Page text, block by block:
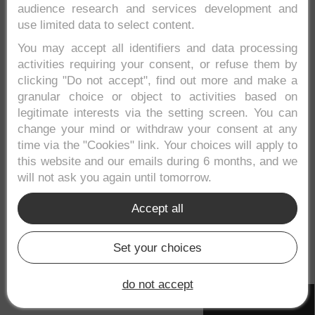
Locro
El locro esuno de los platos más típicos del
departamento de Nariño colombiano. Se
trata de una especie de sopa a base de varios
tipos de patatas, leche, hogao y huevos a la
que finalmente se le agrega un pedazo de
queso blanco y un huevo crudo.
Un plato vigorizante, contundente y
considerado hermano delcuchuco
cundiboyacense. Otras sopas características
de esta región son lajuanescay el
Cocido de
audience research and services development and
use limited data to select content.
You may accept all identifiers and data processing
activities requiring your consent, or refuse them by
clicking "Do not accept", find out more and make a
granular choice or object to activities based on
legitimate interests via the setting screen. You can
change your mind or withdraw your consent at any
time via the "Cookies" link. Your choices will apply to
this website and our emails during 6 months, and we
will not ask you again until tomorrow.
Accept all
Set your choices
do not accept